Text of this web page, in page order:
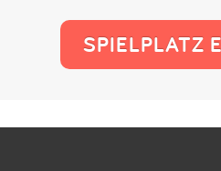
SPIELPLATZ